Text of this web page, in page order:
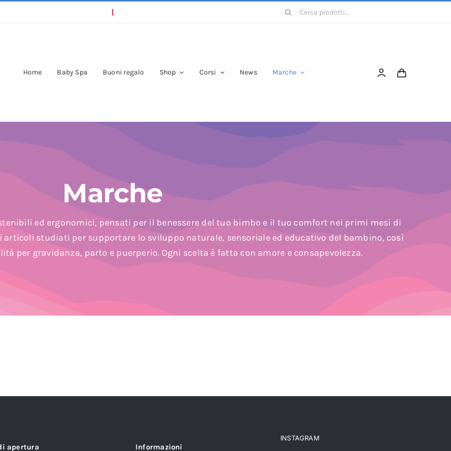
Cerca
Home Baby Spa Buoni regalo Shop Corsi News Marche
Marche
ed ergonomici, pensati per il benessere del tuo bimbo e il tuo comfort nei primi mesi di
studiati per supportare lo sviluppo naturale, sensoriale ed educativo del bambino, così
per gravidanza, parto e puerperio. Ogni scelta è fatta con amore e consapevolezza.
apertura Informazioni
INSTAGRAM